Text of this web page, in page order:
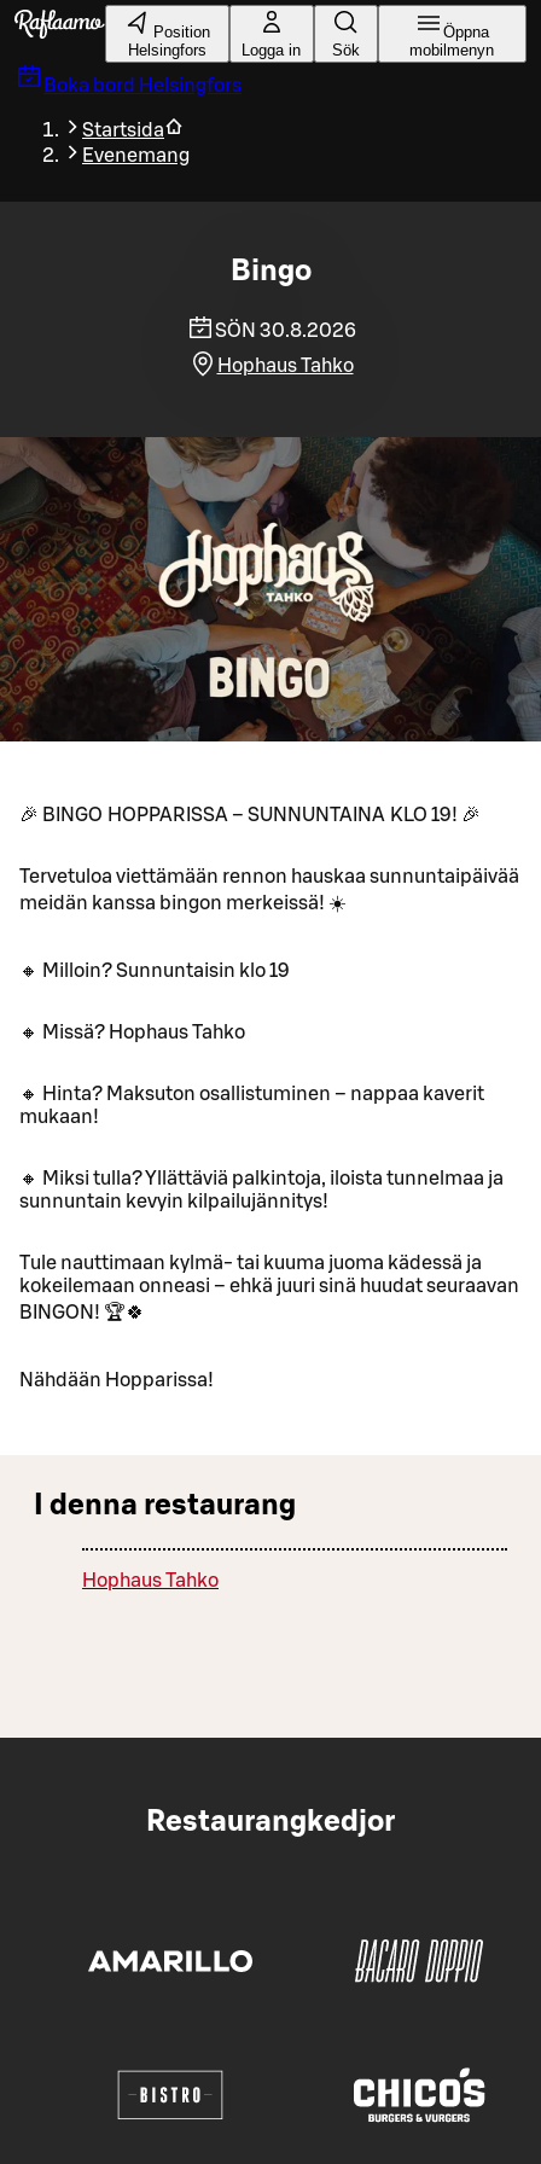
Gå till huvudinnehållet
Position
Helsingfors
Logga in Sök
Öppna
mobilmenyn
Boka bord Helsingfors
Startsida
Evenemang
Bingo
SÖN 30.8.2026
Hophaus Tahko
🎉 BINGO HOPPARISSA – SUNNUNTAINA KLO 19! 🎉
Tervetuloa viettämään rennon hauskaa sunnuntaipäivää
meidän kanssa bingon merkeissä! ☀️
🔸 Milloin? Sunnuntaisin klo 19
🔸 Missä? Hophaus Tahko
🔸 Hinta? Maksuton osallistuminen – nappaa kaverit
mukaan!
🔸 Miksi tulla? Yllättäviä palkintoja, iloista tunnelmaa ja
sunnuntain kevyin kilpailujännitys!
Tule nauttimaan kylmä- tai kuuma juoma kädessä ja
kokeilemaan onneasi – ehkä juuri sinä huudat seuraavan
BINGON! 🏆🍀
Nähdään Hopparissa!
I denna restaurang
Hophaus Tahko
Restaurangkedjor